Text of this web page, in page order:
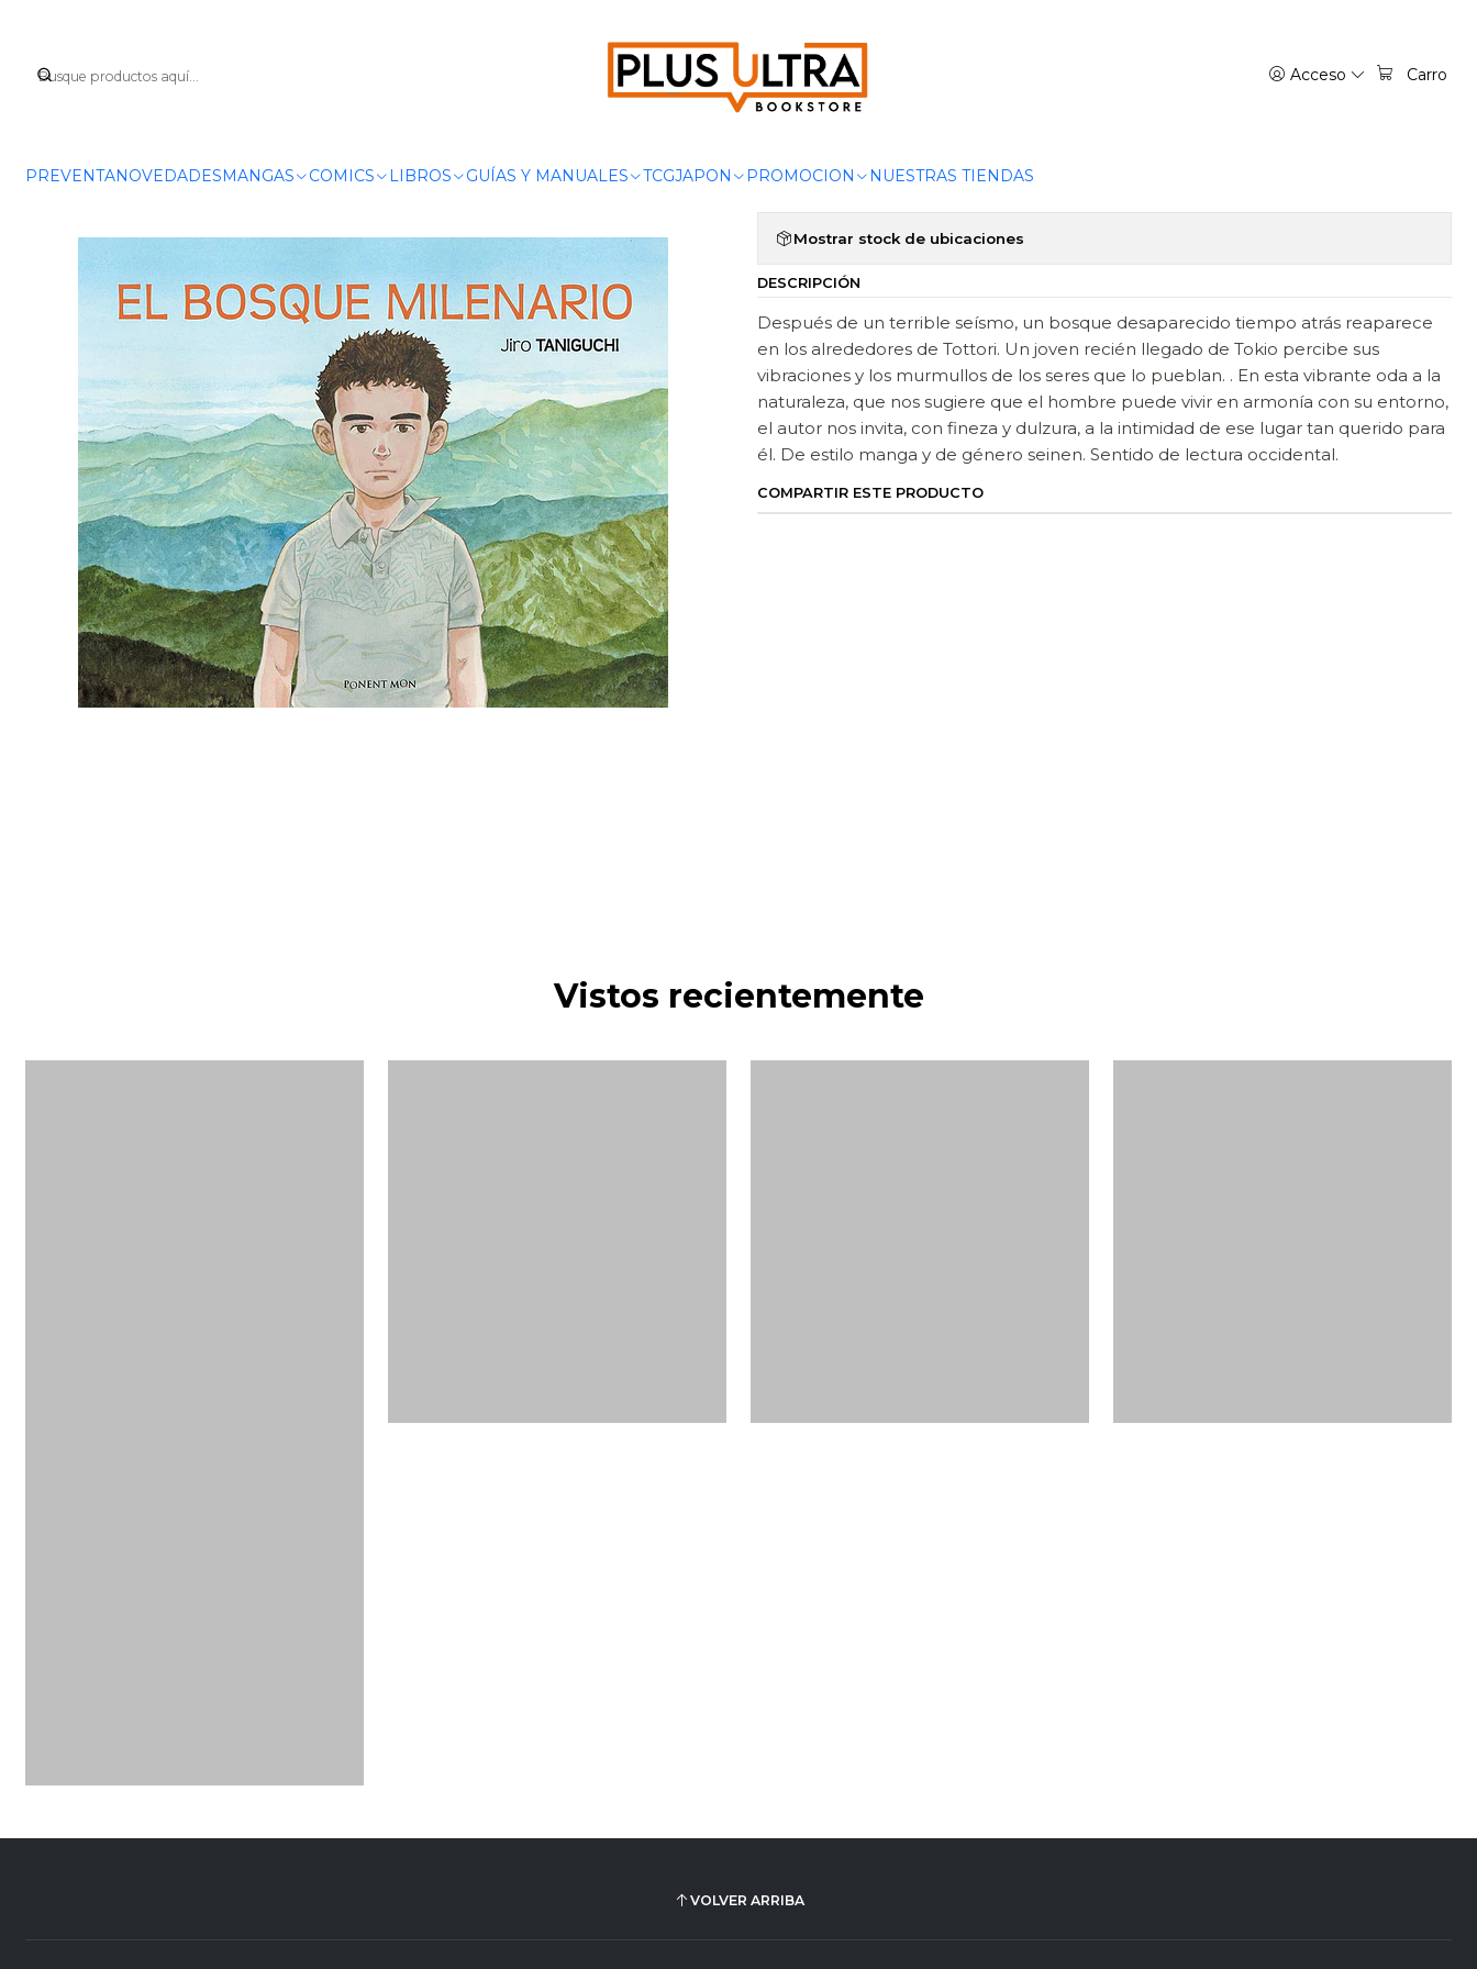
Acceso Carro
PREVENTANOVEDADESMANGAS COMICS LIBROS GUÍAS Y MANUALES TCGJAPON PROMOCION NUESTRAS TIENDAS
|
EL BOSQUE MILENARIO - PONENT MON
Agregar a la lista de favoritos
Mostrar stock de ubicaciones
DESCRIPCIÓN
Después de un terrible seísmo, un bosque desaparecido tiempo atrás reaparece
en los alrededores de Tottori. Un joven recién llegado de Tokio percibe sus
vibraciones y los murmullos de los seres que lo pueblan. . En esta vibrante oda a la
naturaleza, que nos sugiere que el hombre puede vivir en armonía con su entorno,
el autor nos invita, con fineza y dulzura, a la intimidad de ese lugar tan querido para
él. De estilo manga y de género seinen. Sentido de lectura occidental.
COMPARTIR ESTE PRODUCTO
Vistos recientemente
VOLVER ARRIBA